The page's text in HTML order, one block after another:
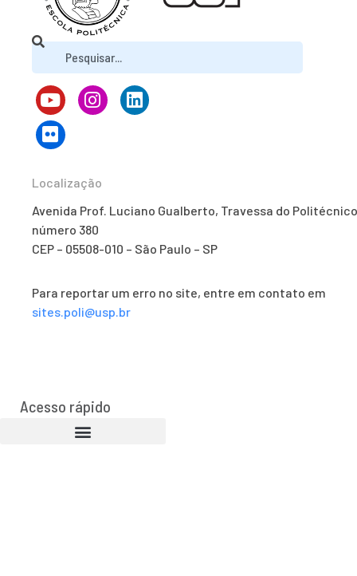
Localização
Avenida Prof. Luciano Gualberto, Travessa do
número 380
CEP – 05508-010 – São Paulo – SP
Para reportar um erro no site, entre em contato em
sites.poli@usp.br
Acesso rápido